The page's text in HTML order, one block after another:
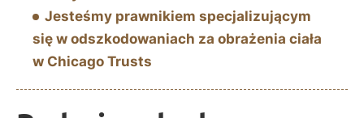
Jesteśmy prawnikiem specjalizującym
się w odszkodowaniach za obrażenia ciała
w Chicago Trusts